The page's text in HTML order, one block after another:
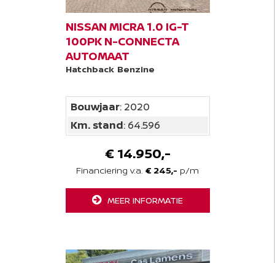
NISSAN MICRA 1.0 IG-T
100PK N-CONNECTA
AUTOMAAT
Hatchback Benzine
Bouwjaar: 2020
Km. stand: 64.596
€ 14.950,-
Financiering v.a. € 245,- p/m
MEER INFORMATIE